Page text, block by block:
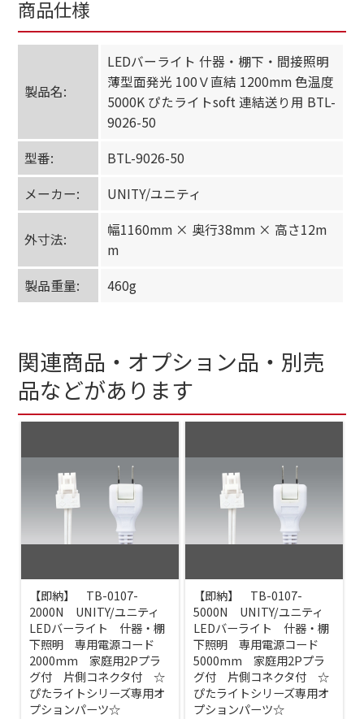
商品仕様
製品名:
LEDバーライト 什器・棚下・間接照明
薄型面発光 100Ｖ直結 1200mm 色温度
5000K ぴたライトsoft 連結送り用 BTL-
9026-50
型番:
BTL-9026-50
メーカー:
UNITY/ユニティ
外寸法:
幅1160mm × 奥行38mm × 高さ12m
m
製品重量:
460g
関連商品・オプション品・別売
品などがあります
【即納】 TB-0107-
2000N UNITY/ユニティ
LEDバーライト 什器・棚
下照明 専用電源コード
2000mm 家庭用2Pプラ
グ付 片側コネクタ付 ☆
ぴたライトシリーズ専用オ
プションパーツ☆
【即納】 TB-0107-
5000N UNITY/ユニティ
LEDバーライト 什器・棚
下照明 専用電源コード
5000mm 家庭用2Pプラ
グ付 片側コネクタ付 ☆
ぴたライトシリーズ専用オ
プションパーツ☆